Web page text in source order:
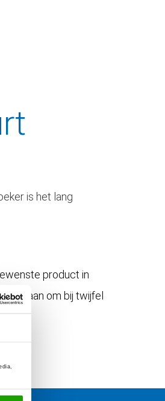
is het lang
product in
u aan om bij twijfel